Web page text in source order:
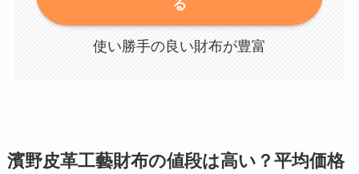
る
使い勝手の良い財布が豊富
濱野皮革工藝財布の値段は高い？平均価格